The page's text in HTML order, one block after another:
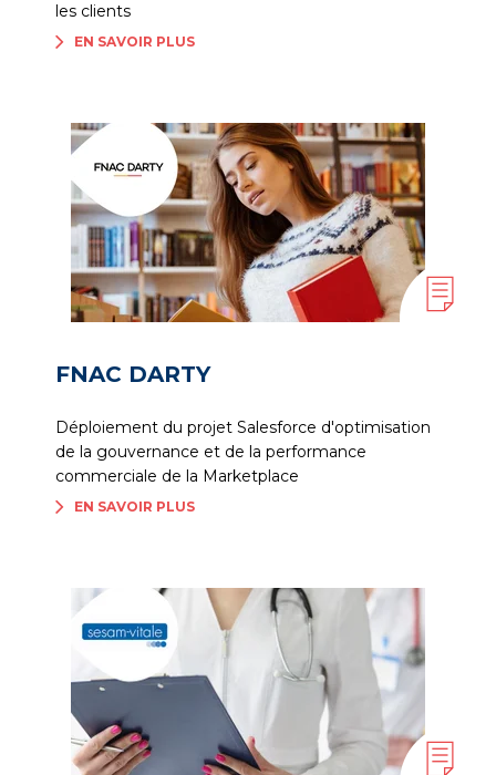
les clients
EN SAVOIR PLUS
FNAC DARTY
Déploiement du projet Salesforce d'optimisation
de la gouvernance et de la performance
commerciale de la Marketplace
EN SAVOIR PLUS